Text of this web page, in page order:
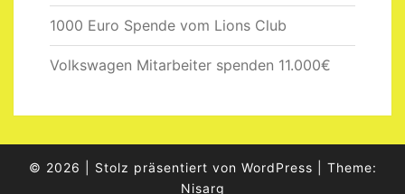
1000 Euro Spende vom Lions Club
Volkswagen Mitarbeiter spenden 11.000€
© 2026 Stolz präsentiert von WordPress
Theme:
Nisarg